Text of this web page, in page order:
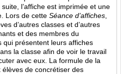
l’affiche est imprimée et une
Lors de cette Séance d’affiches
d’autres classes et d’autres
et des membres du
qui présentent leurs affiches
la classe afin de voir le travail
avec eux. La formule de la
élèves de concrétiser des